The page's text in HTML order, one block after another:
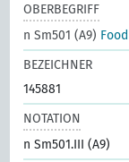
OBERBEGRIFF
n Sm501 (A9)
BEZEICHNER
145881
NOTATION
n Sm501.III (A9)